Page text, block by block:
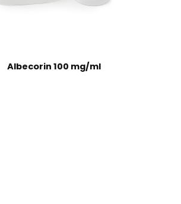
Albecorin 100 mg/ml